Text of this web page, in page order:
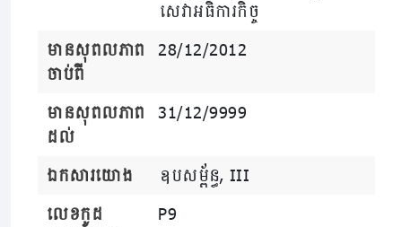
សេវាអធិការកិច្ច
មានសុពលភាព
ចាប់ពី
28/12/2012
មានសុពលភាព
ដល់
31/12/9999
ឯកសារយោង
ឧបសម្ព័ន្ធ, III
លេខកូដ
P9